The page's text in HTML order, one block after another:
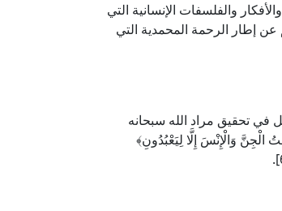
والفلسفات الإنسانية التي
إطار الرحمة المحمدية التي
في تحقيق مراد الله سبحانه
الْجِنَّ وَالْإِنْسَ إِلَّا لِيَعْبُدُونِ﴾